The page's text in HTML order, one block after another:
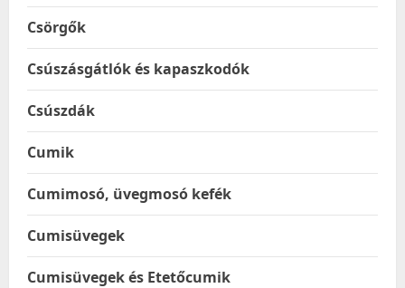
Csörgők
Csúszásgátlók és kapaszkodók
Csúszdák
Cumik
Cumimosó, üvegmosó kefék
Cumisüvegek
Cumisüvegek és Etetőcumik